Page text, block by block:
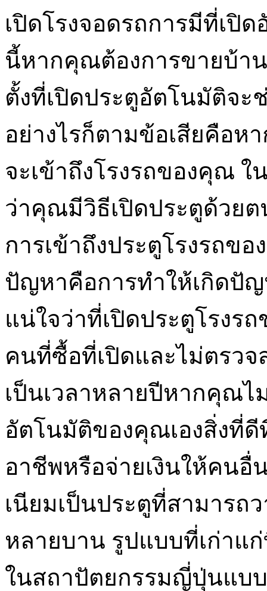
เปิดโรงจอดรถการมีที่เปิ
นี้หากคุณต้องการขายบ้า
ตั้งที่เปิดประตูอัตโนมัติจ
อย่างไรก็ตามข้อเสียคือห
จะเข้าถึงโรงรถของคุณ
ว่าคุณมีวิธีเปิดประตูด้วยต
การเข้าถึงประตูโรงรถข
ปัญหาคือการทำให้เกิดปั
แน่ใจว่าที่เปิดประตูโรงร
คนที่ซื้อที่เปิดและไม่ตรว
เป็นเวลาหลายปีหากคุณไ
อัตโนมัติของคุณเองสิ่งที่
อาชีพหรือจ่ายเงินให้คน
เนียมเป็นประตูที่สามารถ
หลายบาน รูปแบบที่เก่าแ
ในสถาปัตยกรรมญี่ปุ่นแบ